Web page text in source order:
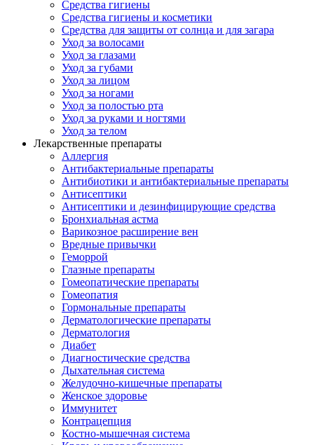
Средства гигиены
Средства гигиены и косметики
Средства для защиты от солнца и для загара
Уход за волосами
Уход за глазами
Уход за губами
Уход за лицом
Уход за ногами
Уход за полостью рта
Уход за руками и ногтями
Уход за телом
Лекарственные препараты
Аллергия
Антибактериальные препараты
Антибиотики и антибактериальные препараты
Антисептики
Антисептики и дезинфицирующие средства
Бронхиальная астма
Варикозное расширение вен
Вредные привычки
Геморрой
Глазные препараты
Гомеопатические препараты
Гомеопатия
Гормональные препараты
Дерматологические препараты
Дерматология
Диабет
Диагностические средства
Дыхательная система
Желудочно-кишечные препараты
Женское здоровье
Иммунитет
Контрацепция
Костно-мышечная система